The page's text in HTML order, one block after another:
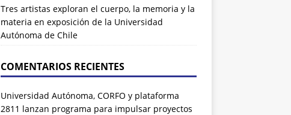
Tres artistas exploran el cuerpo, la memoria y la
materia en exposición de la Universidad
Autónoma de Chile
COMENTARIOS RECIENTES
Universidad Autónoma, CORFO y plataforma
2811 lanzan programa para impulsar proyectos